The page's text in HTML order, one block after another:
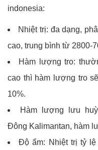
indonesia:
Nhiệt trị: đa dạng,
cao, trung bình từ 2800-
Hàm lượng tro:
cao thì hàm lượng tro
10%.
Hàm lượng lưu
Đông Kalimantan, hàm
Độ ẩm: Nhiệt trị tỷ